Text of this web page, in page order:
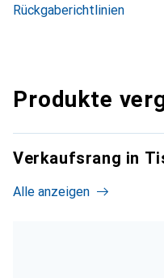
Rückgaberichtlinien
Produkte
Verkaufsrang in
Alle anzeigen